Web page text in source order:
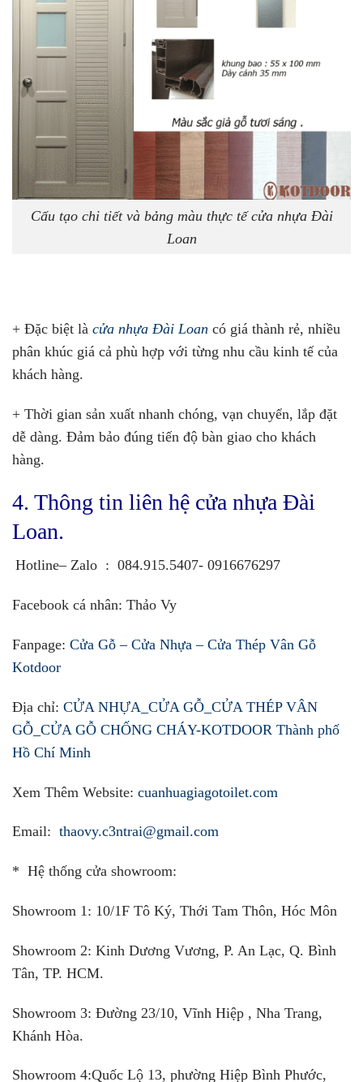
Cấu tạo chi tiết và bảng màu thực tế cửa nhựa Đài
Loan
+ Đặc biệt là cửa nhựa Đài Loan có giá thành rẻ, nhiều
phân khúc giá cả phù hợp với từng nhu cầu kinh tế của
khách hàng.
+ Thời gian sản xuất nhanh chóng, vạn chuyển, lắp đặt
dễ dàng. Đảm bảo đúng tiến độ bàn giao cho khách
hàng.
4. Thông tin liên hệ cửa nhựa Đài
Loan.
Hotline– Zalo : 084.915.5407- 0916676297
Facebook cá nhân: Thảo Vy
Fanpage: Cửa Gỗ – Cửa Nhựa – Cửa Thép Vân Gỗ
Kotdoor
Địa chỉ: CỬA NHỰA_CỬA GỖ_CỬA THÉP VÂN
GỖ_CỬA GỖ CHỐNG CHÁY-KOTDOOR Thành phố
Hồ Chí Minh
Xem Thêm Website: cuanhuagiagotoilet.com
Email: thaovy.c3ntrai@gmail.com
* Hệ thống cửa showroom:
Showroom 1: 10/1F Tô Ký, Thới Tam Thôn, Hóc Môn
Showroom 2: Kinh Dương Vương, P. An Lạc, Q. Bình
Tân, TP. HCM.
Showroom 3: Đường 23/10, Vĩnh Hiệp , Nha Trang,
Khánh Hòa.
Showroom 4:Quốc Lộ 13, phường Hiệp Bình Phước,